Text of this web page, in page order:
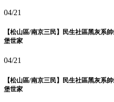
04/21
【松山區/南京三民】民生社區黑灰系
堡世家
04/21
【松山區/南京三民】民生社區黑灰系
堡世家